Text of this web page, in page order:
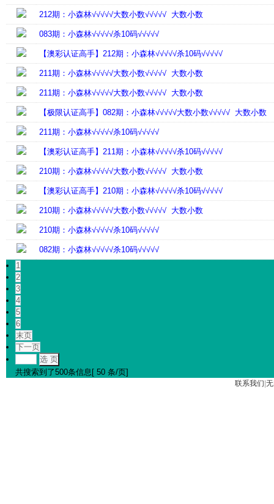
212期：小森林√√√√√大数小数√√√√√ 大数小数
083期：小森林√√√√√杀10码√√√√√
【澳彩认证高手】212期：小森林√√√√√杀10码√√√√√
211期：小森林√√√√√大数小数√√√√√ 大数小数
211期：小森林√√√√√大数小数√√√√√ 大数小数
【极限认证高手】082期：小森林√√√√√大数小数√√√√√ 大数小数
211期：小森林√√√√√杀10码√√√√√
【澳彩认证高手】211期：小森林√√√√√杀10码√√√√√
210期：小森林√√√√√大数小数√√√√√ 大数小数
【澳彩认证高手】210期：小森林√√√√√杀10码√√√√√
210期：小森林√√√√√大数小数√√√√√ 大数小数
210期：小森林√√√√√杀10码√√√√√
082期：小森林√√√√√杀10码√√√√√
1
2
3
4
5
6
末页
下一页
选 页
共搜索到了500条信息[ 50 条/页]
联系我们